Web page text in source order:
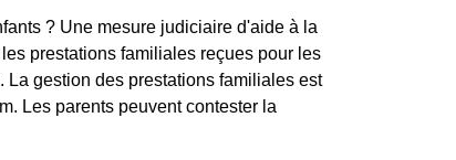
? Une mesure judiciaire d'aide à la
prestations familiales reçues pour les
La gestion des prestations familiales est
Les parents peuvent contester la